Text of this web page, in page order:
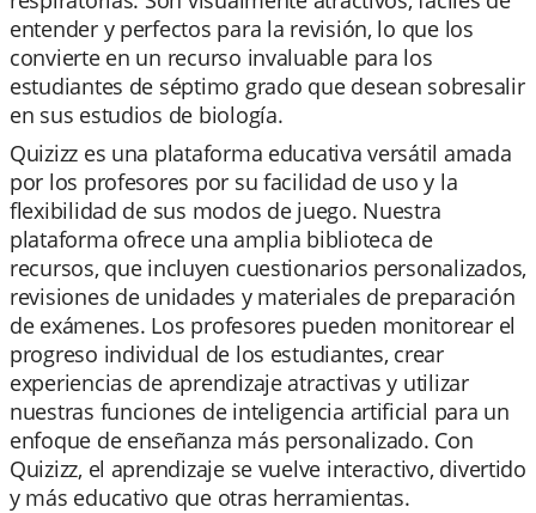
entender y perfectos para la revisión, lo que los
convierte en un recurso invaluable para los
estudiantes de séptimo grado que desean sobresalir
en sus estudios de biología.
Quizizz es una plataforma educativa versátil amada
por los profesores por su facilidad de uso y la
flexibilidad de sus modos de juego. Nuestra
plataforma ofrece una amplia biblioteca de
recursos, que incluyen cuestionarios personalizados,
revisiones de unidades y materiales de preparación
de exámenes. Los profesores pueden monitorear el
progreso individual de los estudiantes, crear
experiencias de aprendizaje atractivas y utilizar
nuestras funciones de inteligencia artificial para un
enfoque de enseñanza más personalizado. Con
Quizizz, el aprendizaje se vuelve interactivo, divertido
y más educativo que otras herramientas.